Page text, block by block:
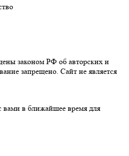
законом РФ об авторских и
запрещено. Сайт не является
в ближайшее время для